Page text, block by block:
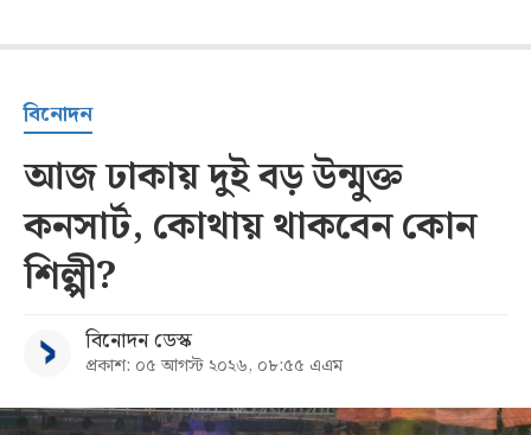
বিনোদন
আজ ঢাকায় দুই বড় উন্মুক্ত
কনসার্ট, কোথায় থাকবেন কোন
শিল্পী?
বিনোদন ডেস্ক
প্রকাশ: ০৫ আগস্ট ২০২৬, ০৮:৫৫ এএম